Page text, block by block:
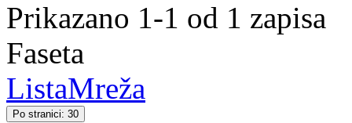
Prikazano 1-1 od 1 zapisa
Faseta
ListaMreža
Po stranici: 30